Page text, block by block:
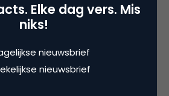
Team (voor de grotere
ze een compleet portfolio
via het ANP het afgelopen
dagbladen. Ten onrechte
Elke dag vers. Mis
niks!
nieuwsbrief
nieuwsbrief